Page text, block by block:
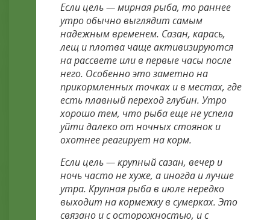
Если цель — мирная рыба, то раннее
утро обычно выглядит самым
надежным временем. Сазан, карась,
лещ и плотва чаще активизируются
на рассвете или в первые часы после
него. Особенно это заметно на
прикормленных точках и в местах, где
есть плавный переход глубин. Утро
хорошо тем, что рыба еще не успела
уйти далеко от ночных стоянок и
охотнее реагирует на корм.
Если цель — крупный сазан, вечер и
ночь часто не хуже, а иногда и лучше
утра. Крупная рыба в июле нередко
выходит на кормежку в сумерках. Это
связано и с осторожностью, и с